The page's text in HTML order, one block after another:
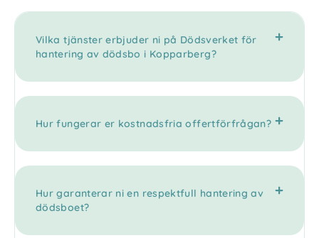
Vilka tjänster erbjuder ni på Dödsverket för
hantering av dödsbo i Kopparberg?
Hur fungerar er kostnadsfria offertförfrågan?
Hur garanterar ni en respektfull hantering av
dödsboet?